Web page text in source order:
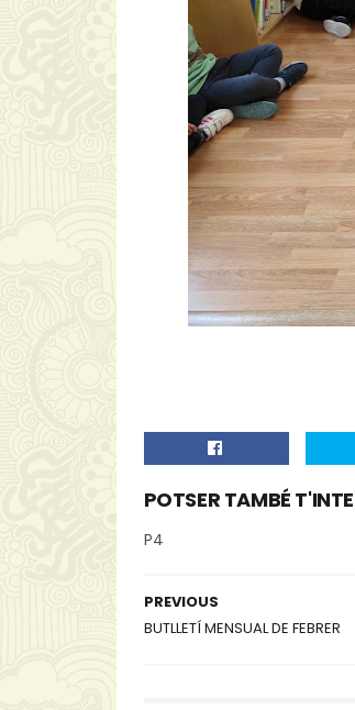
POTSER TAMBÉ
P4
PREVIOUS
BUTLLETÍ MENSUAL DE FEBRER